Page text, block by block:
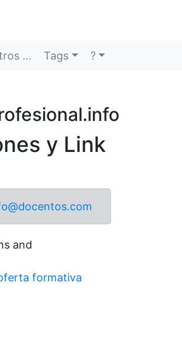
… Tags ?
y Link
and